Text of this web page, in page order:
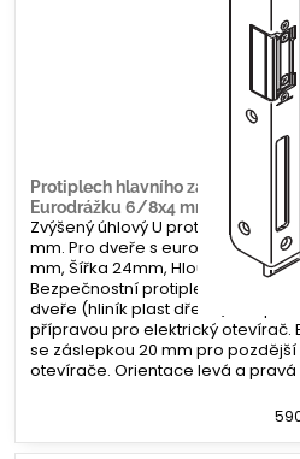
Protiplech hlavního zámku G-U
Eurodrážku 6/8x4 mm
Zvýšený úhlový U protiplech
mm. Pro dveře s eurodrážkou 6/
mm, Šířka 24mm, Hloubka 6/33
Bezpečnostní protiplech. Určeno
dveře (hliník plast dřevo).
přípravou pro elektrický otevírač.
se záslepkou 20 mm pro
otevírače. Orientace levá a pravá